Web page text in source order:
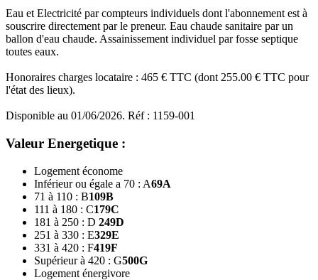
Eau et Electricité par compteurs individuels dont l'abonnement est à
souscrire directement par le preneur. Eau chaude sanitaire par un
ballon d'eau chaude. Assainissement individuel par fosse septique
toutes eaux.
Honoraires charges locataire : 465 € TTC (dont 255.00 € TTC pour
l'état des lieux).
Disponible au 01/06/2026. Réf : 1159-001
Valeur Energetique :
Logement économe
Inférieur ou égale a 70 : A69A
71 à 110 : B109B
111 à 180 : C179C
181 à 250 : D 249D
251 à 330 : E329E
331 à 420 : F419F
Supérieur à 420 : G500G
Logement énergivore